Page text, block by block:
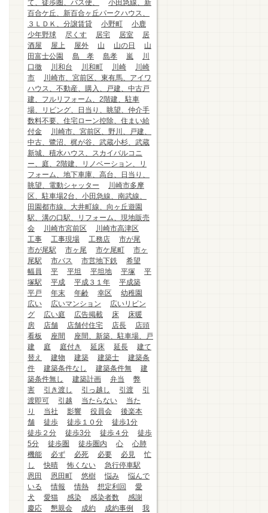
て、徒歩圏、バス便、
小田急線、新
百合ケ丘、新百合ヶ丘パークハウス、
３ＬＤＫ、分譲賃貸
小野町
小鹿
少年野球
尽くす 居宅 居室
居
酒屋
屋上 屋外 山 山の日
山
田富士公園
島 孝 島孝 嵐
川
口徹
川和台 川和町 川崎
川崎
市
川崎市、宮前区、東有馬、アイワ
ハウス、不動産、購入、戸建、中古戸
建、フルリフォーム、2階建、駐車
場、リビング、日当り、眺望、仲介手
数料不要、住宅ローン控除、住まい給
付金
川崎市、宮前区、野川、戸建、
中古、鷺沼、梶が谷、武蔵小杉、武蔵
新城、積水ハウス、スカイバルコニ
ー、庭、2階建、リノベーション、リ
フォーム、地下車庫、高台、日当り、
眺望、電動シャッター
川崎市多摩
区、駐車場2台、小田急線、南武線、
田園都市線、大井町線、向ヶ丘遊園
駅、溝の口駅、リフォーム、現地販売
会
川崎市宮前区
川崎市高津区
工事
工事現場 工務店
市が尾
市が尾駅
市ヶ尾 市ケ尾町
市ヶ
尾駅
市バス 市営地下鉄
希望
幅員
平 平坦 平坦地 平塚
平
塚駅
平成 平成３１年
平成築
平戸
年末 年齢 幸区
幼稚園
広い
広いマンション
広いリビン
グ
広い庭 広告掲載 床
床暖
房
店舗 店舗付住宅 店長
店頭
看板
座間
座間、新築、駐車場、戸
建
庭 庭付き 延床 延長
建て
替え
建物 建築 建築士
建築条
件
建築条件なし 建築条件無
建
築条件無し
建築計画 弁当
弊
害
引き渡し 引っ越し 引渡
引
渡即可
引越 当たらない
当た
り
当社 影響 役員会
後楽本
舗
徒歩 徒歩１０分
徒歩1分
徒歩２分
徒歩3分 徒歩４分
徒歩
5分
徒歩圏 徒歩圏内 心
心肺
機能
必ず 必死 必要 必見
忙
し
快晴 怖くない
急行停車駅
恩田
恩田町 悠樹 悩み
悩んで
いる
情報 情熱 想定利回
愛
犬
愛猫 感染 感染者数
感謝
慶応
懇親会 成約 成約事例
我